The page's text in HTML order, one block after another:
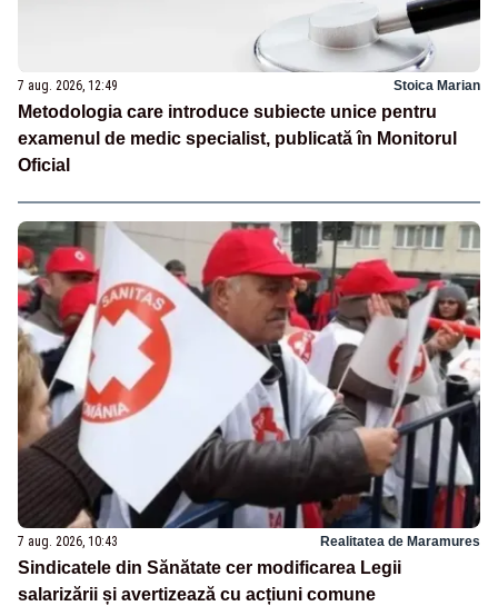
7 aug. 2026, 12:49 Stoica Marian
Metodologia care introduce subiecte unice pentru
examenul de medic specialist, publicată în Monitorul
Oficial
7 aug. 2026, 10:43 Realitatea de Maramures
Sindicatele din Sănătate cer modificarea Legii
salarizării și avertizează cu acțiuni comune